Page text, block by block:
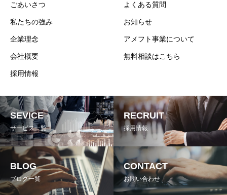
ごあいさつ
私たちの強み
企業理念
会社概要
採用情報
よくある質問
お知らせ
アメフト事業について
無料相談はこちら
SEVICE
サービス一覧
RECRUIT
採用情報
BLOG
ブログ一覧
CONTACT
お問い合わせ